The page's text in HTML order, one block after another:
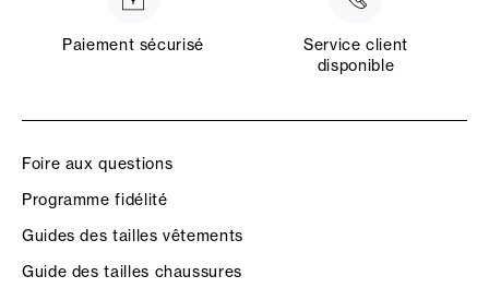
Paiement sécurisé
Service client
disponible
Foire aux questions
Programme fidélité
Guides des tailles vêtements
Guide des tailles chaussures